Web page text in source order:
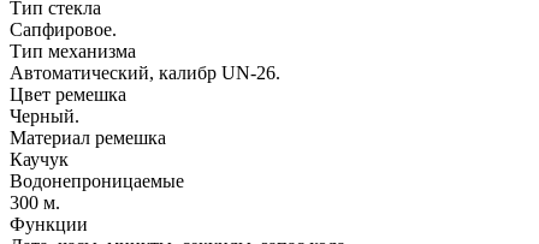
Тип стекла
Сапфировое.
Тип механизма
Автоматический, калибр UN-26.
Цвет ремешка
Черный.
Материал ремешка
Каучук
Водонепроницаемые
300 м.
Функции